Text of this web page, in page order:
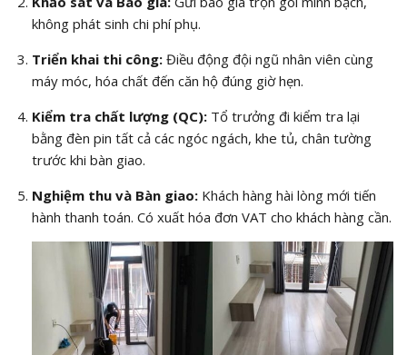
không phát sinh chi phí phụ.
Triển khai thi công:Điều động đội ngũ nhân viên cùng
máy móc, hóa chất đến căn hộ đúng giờ hẹn.
Kiểm tra chất lượng (QC):Tổ trưởng đi kiểm tra lại
bằng đèn pin tất cả các ngóc ngách, khe tủ, chân tường
trước khi bàn giao.
Nghiệm thu và Bàn giao:Khách hàng hài lòng mới tiến
hành thanh toán. Có xuất hóa đơn VAT cho khách hàng cần.